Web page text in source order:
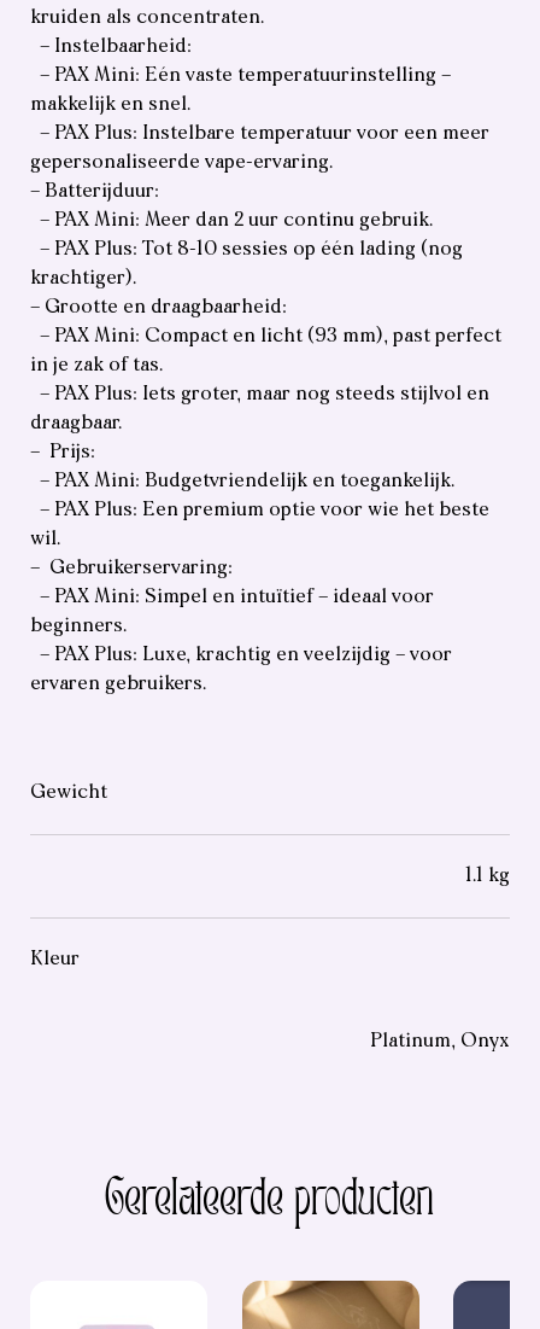
kruiden als concentraten.
– Instelbaarheid:
– PAX Mini: Eén vaste temperatuurinstelling –
makkelijk en snel.
– PAX Plus: Instelbare temperatuur voor een meer
gepersonaliseerde vape-ervaring.
– Batterijduur:
– PAX Mini: Meer dan 2 uur continu gebruik.
– PAX Plus: Tot 8-10 sessies op één lading (nog
krachtiger).
– Grootte en draagbaarheid:
– PAX Mini: Compact en licht (93 mm), past perfect
in je zak of tas.
– PAX Plus: Iets groter, maar nog steeds stijlvol en
draagbaar.
– Prijs:
– PAX Mini: Budgetvriendelijk en toegankelijk.
– PAX Plus: Een premium optie voor wie het beste
wil.
– Gebruikerservaring:
– PAX Mini: Simpel en intuïtief – ideaal voor
beginners.
– PAX Plus: Luxe, krachtig en veelzijdig – voor
ervaren gebruikers.
Gewicht
1.1 kg
Kleur
Platinum, Onyx
Gerelateerde producten